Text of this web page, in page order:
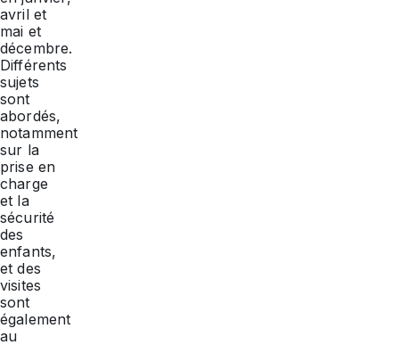
avril et
mai et
décembre.
Différents
sujets
sont
abordés,
notamment
sur la
prise en
charge
et la
sécurité
des
enfants,
et des
visites
sont
également
au